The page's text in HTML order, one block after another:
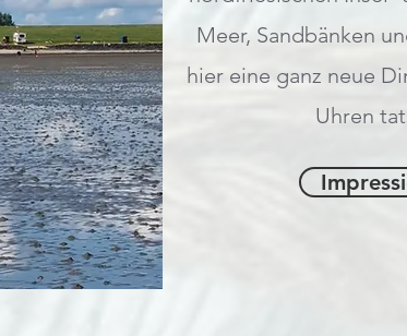
Meer, Sandbänken
hier eine ganz neue
Uhren